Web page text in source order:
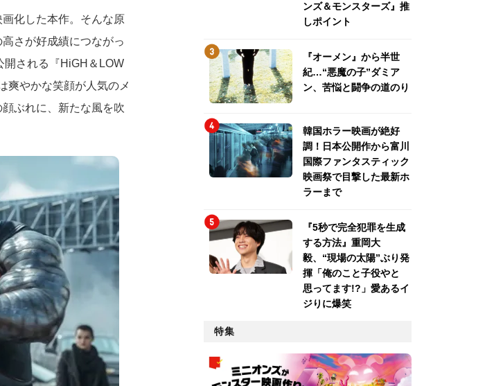
化した本作。そんな原
さが好成績につながっ
開される『HiGH＆LOW
爽やかな笑顔が人気のメ
ぶれに、新たな風を吹
ンズ＆モンスターズ』推
しポイント
『オーメン』から半世
紀…“悪魔の子”ダミア
ン、苦悩と闘争の道のり
韓国ホラー映画が絶好
調！日本公開作から富川
国際ファンタスティック
映画祭で目撃した最新ホ
ラーまで
『5秒で完全犯罪を生成
する方法』重岡大
毅、“現場の太陽”ぶり発
揮「俺のこと子役やと
思ってます!?」愛あるイ
ジりに爆笑
特集